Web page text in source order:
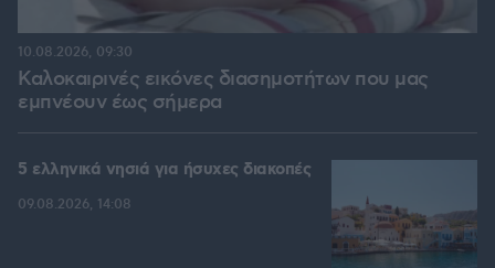
Καλοκαιρινές εικόνες διασημοτήτων που μας
εμπνέουν έως σήμερα
10.08.2026, 09:30
5 ελληνικά νησιά για ήσυχες διακοπές
09.08.2026, 14:08